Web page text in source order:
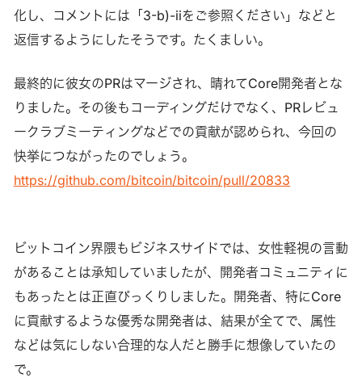
化し、コメントには「3-b)-iiをご参照ください」などと
返信するようにしたそうです。たくましい。
最終的に彼女のPRはマージされ、晴れてCore開発者とな
りました。その後もコーディングだけでなく、PRレビュ
ークラブミーティングなどでの貢献が認められ、今回の
快挙につながったのでしょう。
https://github.com/bitcoin/bitcoin/pull/20833
ビットコイン界隈もビジネスサイドでは、女性軽視の言動
があることは承知していましたが、開発者コミュニティに
もあったとは正直びっくりしました。開発者、特にCore
に貢献するような優秀な開発者は、結果が全てで、属性
などは気にしない合理的な人だと勝手に想像していたの
で。